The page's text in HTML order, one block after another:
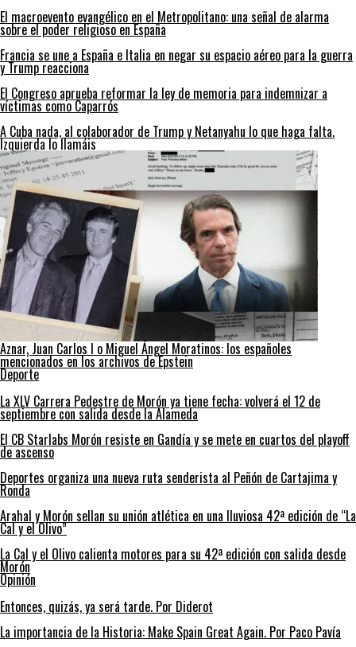
El macroevento evangélico en el Metropolitano: una señal de alarma
sobre el poder religioso en España
Francia se une a España e Italia en negar su espacio aéreo para la guerra
y Trump reacciona
El Congreso aprueba reformar la ley de memoria para indemnizar a
víctimas como Caparrós
A Cuba nada, al colaborador de Trump y Netanyahu lo que haga falta.
Izquierda lo llamáis
Aznar, Juan Carlos I o Miguel Ángel Moratinos: los españoles
mencionados en los archivos de Epstein
Deporte
La XLV Carrera Pedestre de Morón ya tiene fecha: volverá el 12 de
septiembre con salida desde la Alameda
El CB Starlabs Morón resiste en Gandía y se mete en cuartos del playoff
de ascenso
Deportes organiza una nueva ruta senderista al Peñón de Cartajima y
Ronda
Arahal y Morón sellan su unión atlética en una lluviosa 42ª edición de “La
Cal y el Olivo”
La Cal y el Olivo calienta motores para su 42ª edición con salida desde
Morón
Opinión
Entonces, quizás, ya será tarde. Por Diderot
La importancia de la Historia: Make Spain Great Again. Por Paco Pavía